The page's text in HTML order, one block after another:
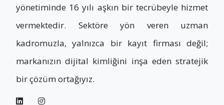
yönetiminde 16 yılı aşkın bir tecrübeyle hizmet
vermektedir. Sektöre yön veren uzman
kadromuzla, yalnızca bir kayıt firması değil;
markanızın dijital kimliğini inşa eden stratejik
bir çözüm ortağıyız.